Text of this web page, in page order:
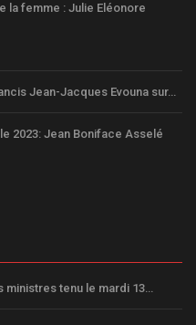
la femme : Julie Eléonore
Jean-Jacques Evouna sur…
2023: Jean Boniface Asselé
tenu le mardi 13…